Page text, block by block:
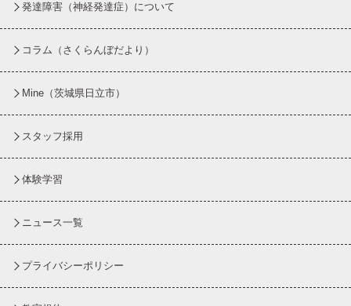
発達障害（神経発達症）について
コラム （さくらんぼだより）
Mine（茨城県日立市）
スタッフ採用
体験学習
ニュース一覧
プライバシーポリシー